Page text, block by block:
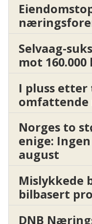
Selvaag-
mot
I pluss etter
omfattende
Norges to
enige:
august
Mislykkede
bilbasert
DNB